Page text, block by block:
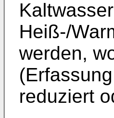
Heiß-/
werden,
reduziert